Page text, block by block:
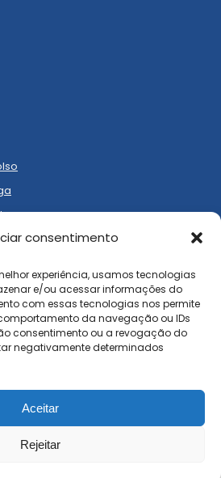
consentimento
experiência, usamos tecnologias
e/ou acessar informações do
com essas tecnologias nos permite
da navegação ou IDs
consentimento ou a revogação do
negativamente determinados
Aceitar
Rejeitar